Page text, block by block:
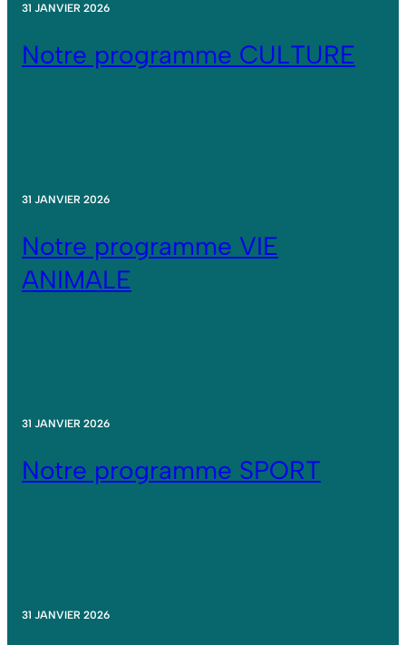
31 JANVIER 2026
Notre programme CULTURE
31 JANVIER 2026
Notre programme VIE
ANIMALE
31 JANVIER 2026
Notre programme SPORT
31 JANVIER 2026